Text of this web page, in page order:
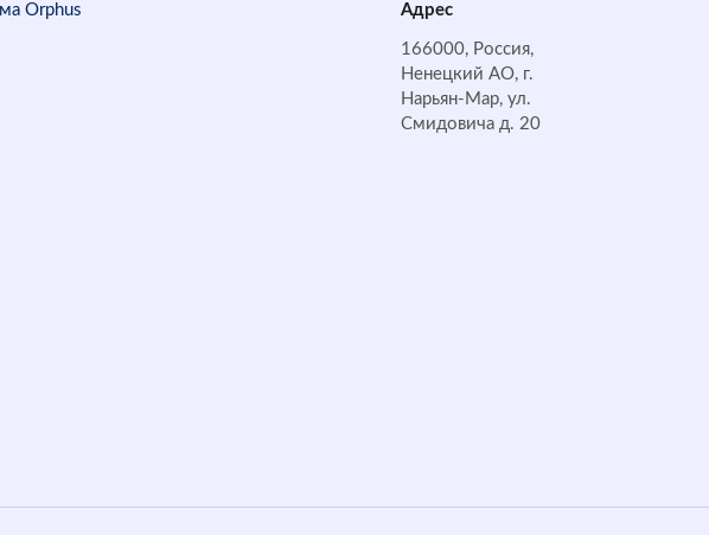
Адрес
166000, Россия,
Ненецкий АО, г.
Нарьян-Мар, ул.
Смидовича д. 20